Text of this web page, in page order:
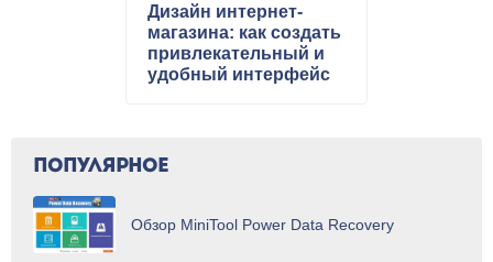
Дизайн интернет-
магазина: как создать
привлекательный и
удобный интерфейс
ПОПУЛЯРНОЕ
Обзор MiniTool Power Data Recovery